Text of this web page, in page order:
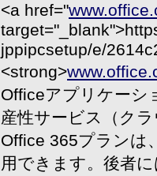
<a href="
jppipcsetup/e/
<strong>
Officeアプリケーシ
産性サービス（ク
Office 365プランは
用できます。後者